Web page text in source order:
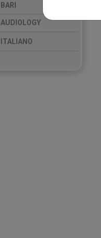
BARI
AUDIOLOGY
ITALIANO